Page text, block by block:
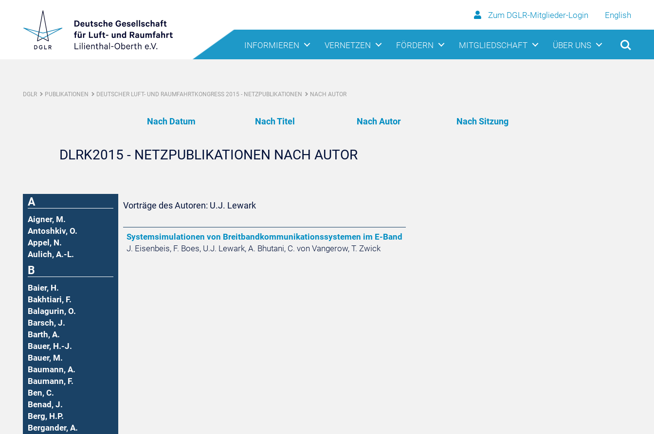
Zum DGLR-Mitglieder-Login English
INFORMIEREN VERNETZEN FÖRDERN MITGLIEDSCHAFT ÜBER UNS
DGLR PUBLIKATIONEN DEUTSCHER LUFT- UND RAUMFAHRTKONGRESS 2015 - NETZPUBLIKATIONEN NACH AUTOR
Nach Datum Nach Titel Nach Autor Nach Sitzung
DLRK2015 - NETZPUBLIKATIONEN NACH AUTOR
A
Aigner, M.
Antoshkiv, O.
Appel, N.
Aulich, A.-L.
B
Baier, H.
Bakhtiari, F.
Balagurin, O.
Barsch, J.
Barth, A.
Bauer, H.-J.
Bauer, M.
Baumann, A.
Baumann, F.
Ben, C.
Benad, J.
Berg, H.P.
Bergander, A.
Vorträge des Autoren: U.J. Lewark
Systemsimulationen von Breitbandkommunikationssystemen im E-Band
J. Eisenbeis, F. Boes, U.J. Lewark, A. Bhutani, C. von Vangerow, T. Zwick